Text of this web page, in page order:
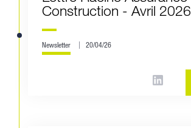
Construction - Avril 2026
Newsletter 20/04/26